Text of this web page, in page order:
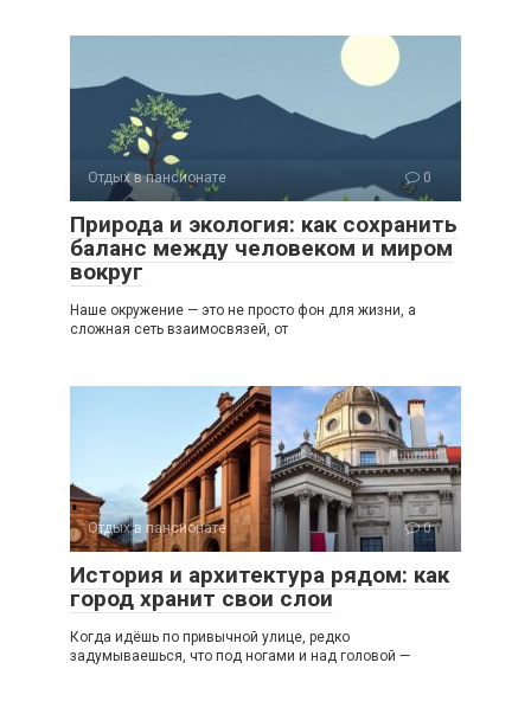
Отдых в пансионате 0
Природа и экология: как сохранить
баланс между человеком и миром
вокруг
Наше окружение — это не просто фон для жизни, а
сложная сеть взаимосвязей, от
Отдых в пансионате 0
История и архитектура рядом: как
город хранит свои слои
Когда идёшь по привычной улице, редко
задумываешься, что под ногами и над головой —